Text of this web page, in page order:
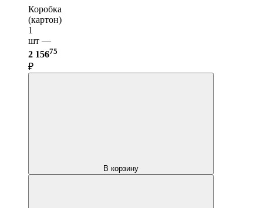
Коробка
(картон)
1
шт —
2 15675
₽
В корзину